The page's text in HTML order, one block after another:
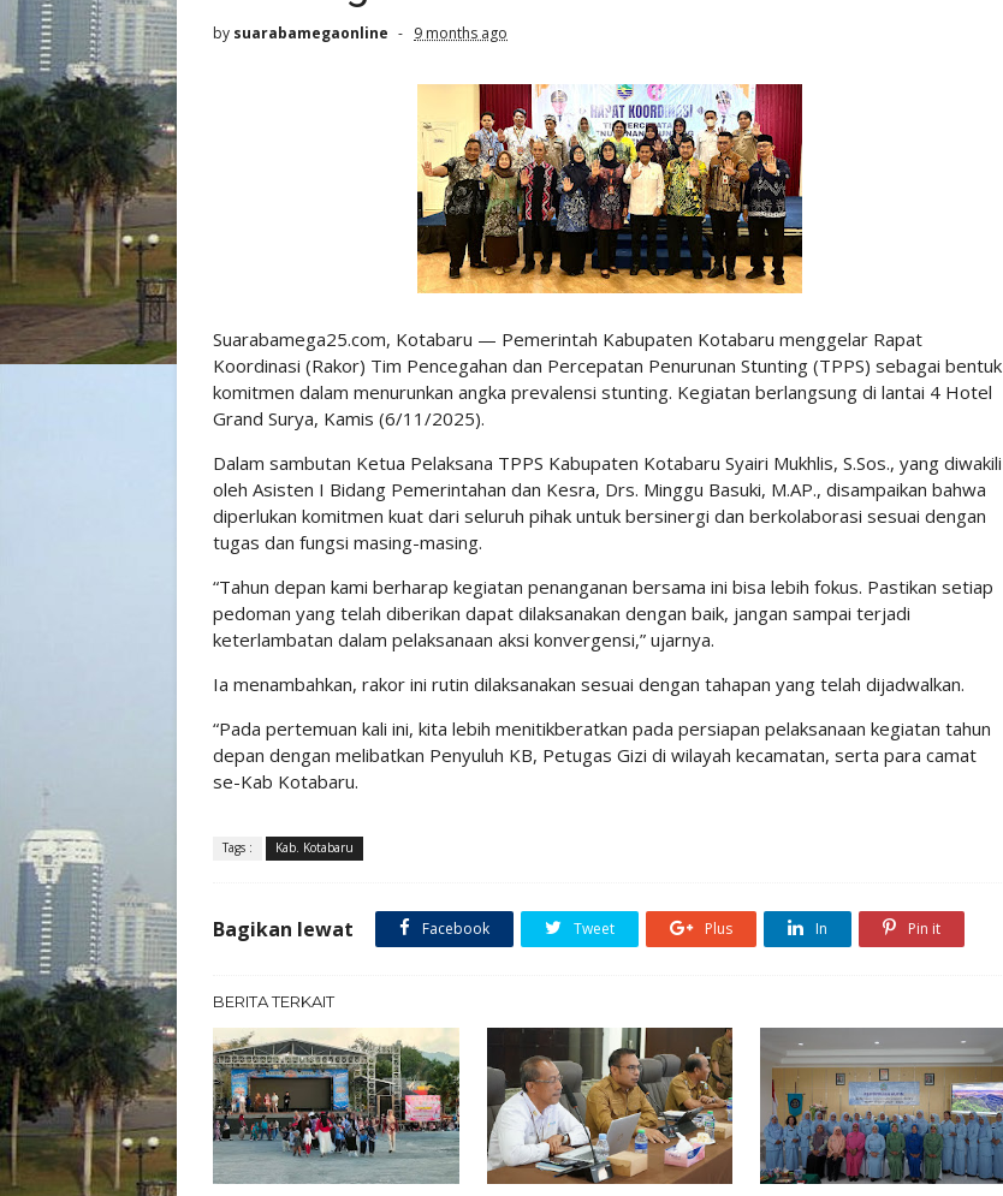
by suarabamegaonline 9 months ago
Suarabamega25.com, Kotabaru — Pemerintah Kabupaten Kotabaru menggelar Rapat
Koordinasi (Rakor) Tim Pencegahan dan Percepatan Penurunan Stunting (TPPS) sebagai bentuk
komitmen dalam menurunkan angka prevalensi stunting. Kegiatan berlangsung di lantai 4 Hotel
Grand Surya, Kamis (6/11/2025).
Dalam sambutan Ketua Pelaksana TPPS Kabupaten Kotabaru Syairi Mukhlis, S.Sos., yang diwakili
oleh Asisten I Bidang Pemerintahan dan Kesra, Drs. Minggu Basuki, M.AP., disampaikan bahwa
diperlukan komitmen kuat dari seluruh pihak untuk bersinergi dan berkolaborasi sesuai dengan
tugas dan fungsi masing-masing.
“Tahun depan kami berharap kegiatan penanganan bersama ini bisa lebih fokus. Pastikan setiap
pedoman yang telah diberikan dapat dilaksanakan dengan baik, jangan sampai terjadi
keterlambatan dalam pelaksanaan aksi konvergensi,” ujarnya.
Ia menambahkan, rakor ini rutin dilaksanakan sesuai dengan tahapan yang telah dijadwalkan.
“Pada pertemuan kali ini, kita lebih menitikberatkan pada persiapan pelaksanaan kegiatan tahun
depan dengan melibatkan Penyuluh KB, Petugas Gizi di wilayah kecamatan, serta para camat
se-Kab Kotabaru.
Tags : Kab. Kotabaru
Bagikan lewat Facebook Tweet Plus In Pin it
BERITA TERKAIT